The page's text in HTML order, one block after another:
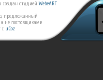
студией WebeART
предложанный
не постовщиками
с uCoz